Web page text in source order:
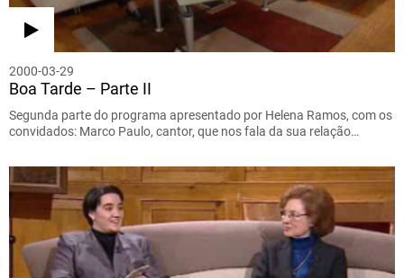
2000-03-29
Boa Tarde – Parte II
Segunda parte do programa apresentado por Helena Ramos, com os
convidados: Marco Paulo, cantor, que nos fala da sua relação…